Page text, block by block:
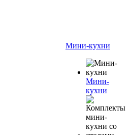
Мини-кухни
Мини-
кухни